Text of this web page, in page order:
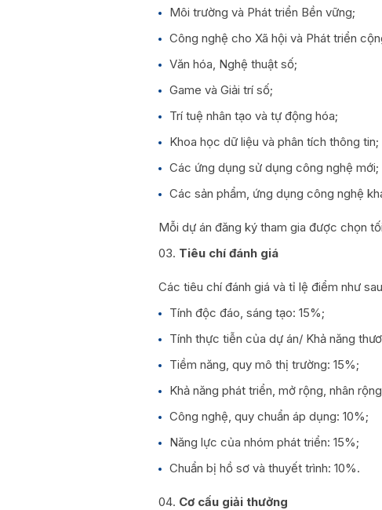
Môi trường và Phát triển Bền vững;
Công nghệ cho Xã hội và Phát triển
Văn hóa, Nghệ thuật số;
Game và Giải trí số;
Trí tuệ nhân tạo và tự động hóa;
Khoa học dữ liệu và phân tích thông tin;
Các ứng dụng sử dụng công nghệ mới;
Các sản phẩm, ứng dụng công nghệ
Mỗi dự án đăng ký tham gia được chọn
Tiêu chí đánh giá
Các tiêu chí đánh giá và tỉ lệ điểm như
Tính độc đáo, sáng tạo: 15%;
Tính thực tiễn của dự án/ Khả năng
Tiềm năng, quy mô thị trường: 15%;
Khả năng phát triển, mở rộng, nhân
Công nghệ, quy chuẩn áp dụng: 10%;
Năng lực của nhóm phát triển: 15%;
Chuẩn bị hồ sơ và thuyết trình: 10%.
Cơ cấu giải thưởng